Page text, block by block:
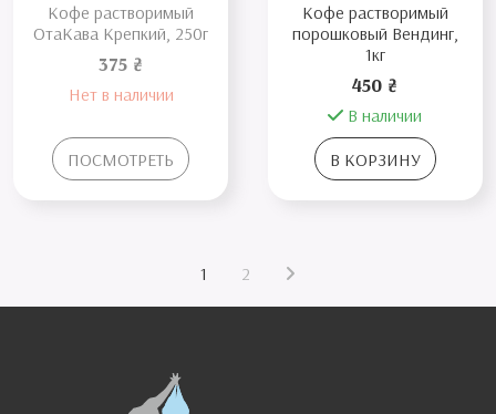
Кофе растворимый
ОтаКава Крепкий, 250г
375 ₴
Нет в наличии
ПОСМОТРЕТЬ
Кофе растворимый
порошковый Вендинг,
1кг
450 ₴
В наличии
В КОРЗИНУ
1 2